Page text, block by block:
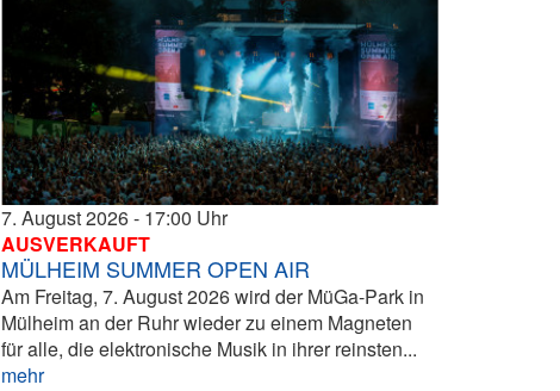
7. August 2026
17:00
AUSVERKAUFT
MÜLHEIM SUMMER OPEN AIR
Am Freitag, 7. August 2026 wird der MüGa-Park in
Mülheim an der Ruhr wieder zu einem Magneten
für alle, die elektronische Musik in ihrer reinsten...
mehr